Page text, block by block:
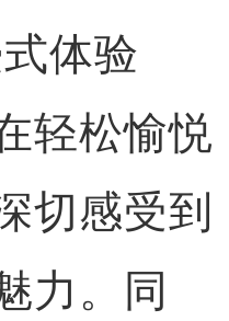
体验
轻松愉悦
切感受到
力。同